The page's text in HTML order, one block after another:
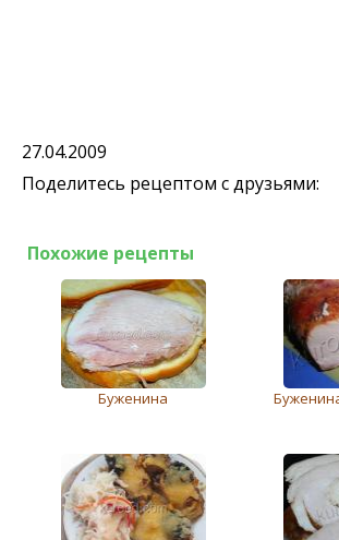
27.04.2009
Поделитесь рецептом с друзьями:
Похожие рецепты
Буженина